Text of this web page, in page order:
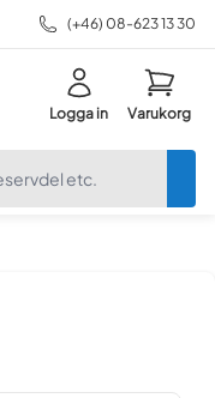
(+46) 08-623 13 30
Logga in Varukorg